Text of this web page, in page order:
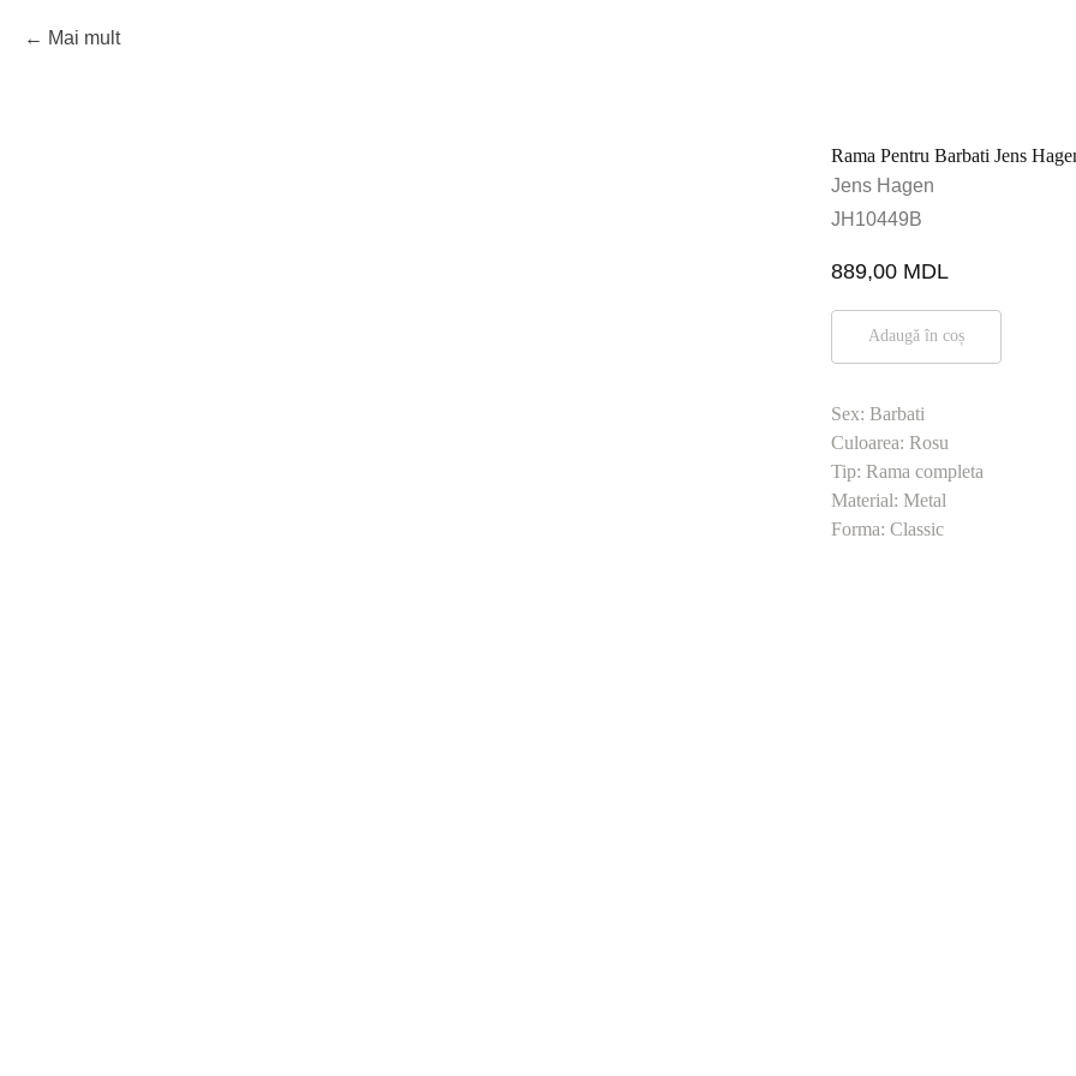
Mai mult
Rama Pentru Barbati Jens
Jens Hagen
JH10449B
889,00 MDL
Adaugă în coș
Sex: Barbati
Culoarea: Rosu
Tip: Rama completa
Material: Metal
Forma: Classic